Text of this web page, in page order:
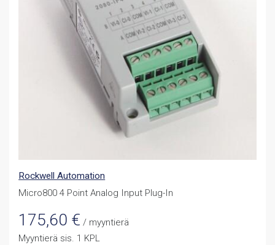
Rockwell Automation
Micro800 4 Point Analog Input Plug-In
175,60 € / myyntierä
Myyntierä sis. 1 KPL